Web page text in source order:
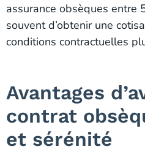
assurance obsèques entre
souvent d’obtenir une
conditions contractuelles
Avantages
contrat
et sérénité